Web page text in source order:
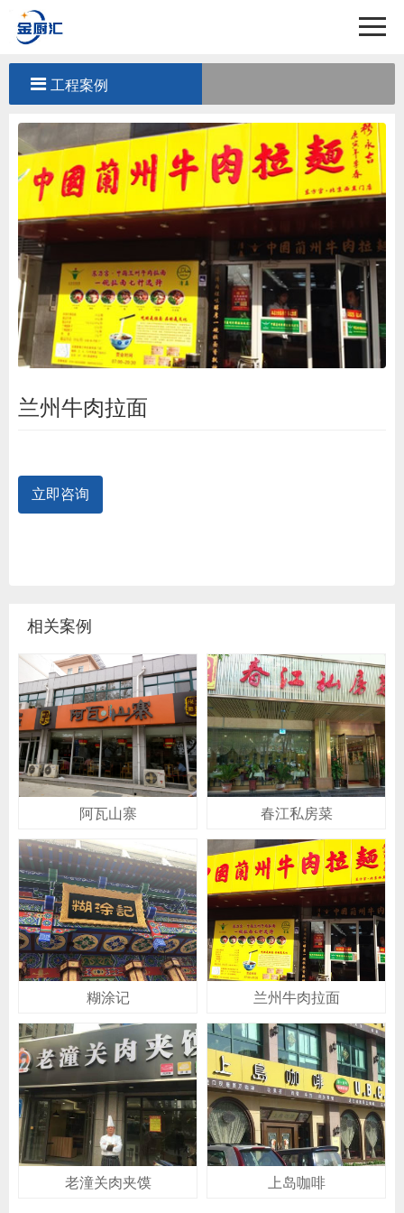
关于我们
产品中心
工程案例
新闻中心
联系我们
工程案例
兰州牛肉拉面
立即咨询
相关案例
阿瓦山寨 春江私房菜
糊涂记 兰州牛肉拉面
老潼关肉夹馍 上岛咖啡